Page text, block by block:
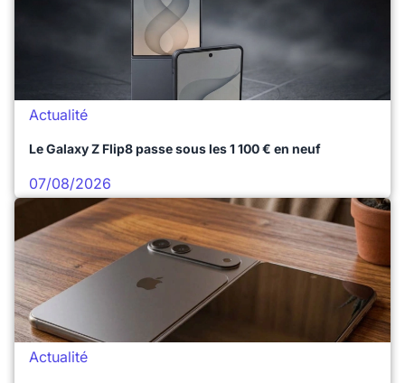
Actualité
Le Galaxy Z Flip8 passe sous les 1 100 € en neuf
07/08/2026
Actualité